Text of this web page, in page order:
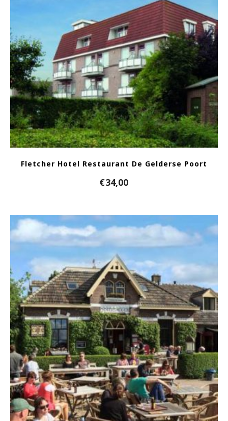
Fletcher Hotel Restaurant De Gelderse Poort
€34,00